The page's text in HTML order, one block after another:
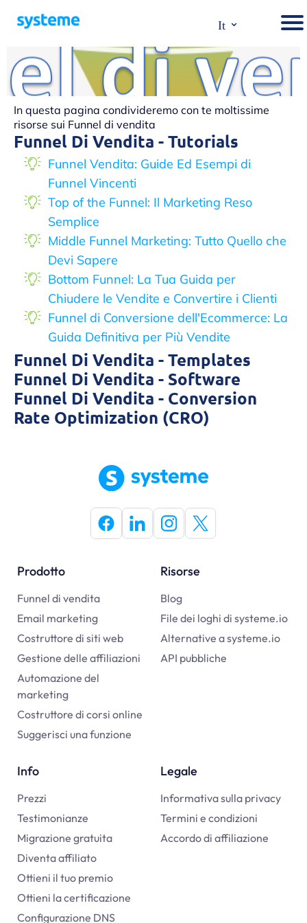
It ⌄
In questa pagina condivideremo con te moltissime
risorse sui Funnel di vendita
Funnel Di Vendita - Tutorials
Funnel Vendita: Guide Ed Esempi di
Funnel Vincenti
Top of the Funnel: Il Marketing Reso
Semplice
Middle Funnel Marketing: Tutto Quello che
Devi Sapere
Bottom Funnel: La Tua Guida per
Chiudere le Vendite e Convertire i Clienti
Funnel di Conversione dell'Ecommerce: La
Guida Definitiva per Più Vendite
Funnel Di Vendita - Templates
Funnel Di Vendita - Software
Funnel Di Vendita - Conversion
Rate Optimization (CRO)
Prodotto
Funnel di vendita
Email marketing
Costruttore di siti web
Gestione delle affiliazioni
Automazione del
marketing
Costruttore di corsi online
Suggerisci una funzione
Risorse
Blog
File dei loghi di systeme.io
Alternative asysteme.io
API pubbliche
Info
Prezzi
Testimonianze
Migrazione gratuita
Diventa affiliato
Ottieni il tuo premio
Ottieni la certificazione
Configurazione DNS
Legale
Informativa sulla privacy
Termini e condizioni
Accordo di affiliazione